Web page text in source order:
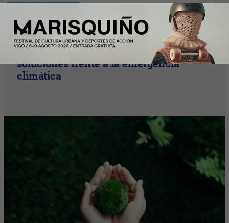
Startups por el Clima moviliza al
ecosistema startup para acelerar
soluciones frente a la emergencia
climática